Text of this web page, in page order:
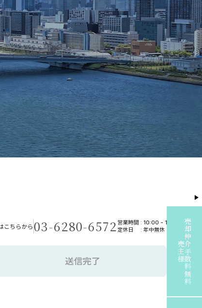
こちらから 03-6280-6572 営業時間 : 10:00 - 19:00
定休日
: 年中無休
送信完了 売主様売却仲介手数料無料